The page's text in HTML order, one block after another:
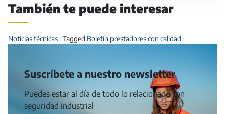
También te puede interesar
Noticias técnicas Tagged Boletín prestadores con calidad
Suscríbete a nuestro newsletter
Puedes estar al día de todo lo relacionado con
seguridad industrial